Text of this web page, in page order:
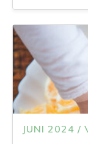
JUNI 2024 /